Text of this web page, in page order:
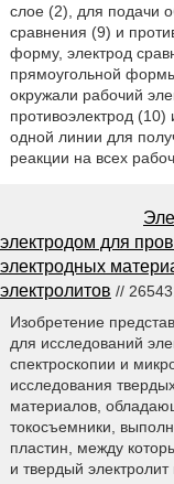
слое (2), для подачи
сравнения (9) и
форму, электрод
прямоугольной
окружали рабочий
противоэлектрод
одной линии для
реакции на всех
электродом для
электродных
электролитов //
Изобретение
для исследований
спектроскопии и
исследования
материалов,
токосъемники,
пластин, между
и твердый